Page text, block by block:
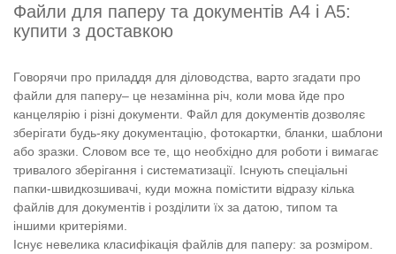
Файли для паперу та документів А4 і А5:
купити з доставкою
Говорячи про приладдя для діловодства, варто згадати про
файли для паперу– це незамінна річ, коли мова йде про
канцелярію і різні документи. Файл для документів дозволяє
зберігати будь-яку документацію, фотокартки, бланки, шаблони
або зразки. Словом все те, що необхідно для роботи і вимагає
тривалого зберігання і систематизації. Існують спеціальні
папки-швидкозшивачі, куди можна помістити відразу кілька
файлів для документів і розділити їх за датою, типом та
іншими критеріями.
Існує невелика класифікація файлів для паперу: за розміром.